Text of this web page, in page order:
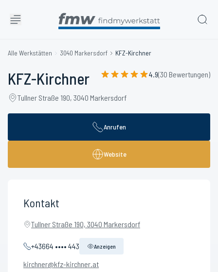
Alle Werkstätten 3040 Markersdorf KFZ-Kirchner
KFZ-Kirchner 4.9(30 Bewertungen)
Tullner Straße 190, 3040 Markersdorf
Anrufen
Website
Kontakt
Tullner Straße 190, 3040 Markersdorf
+43664 •••• 443 Anzeigen
kirchner@kfz-kirchner.at